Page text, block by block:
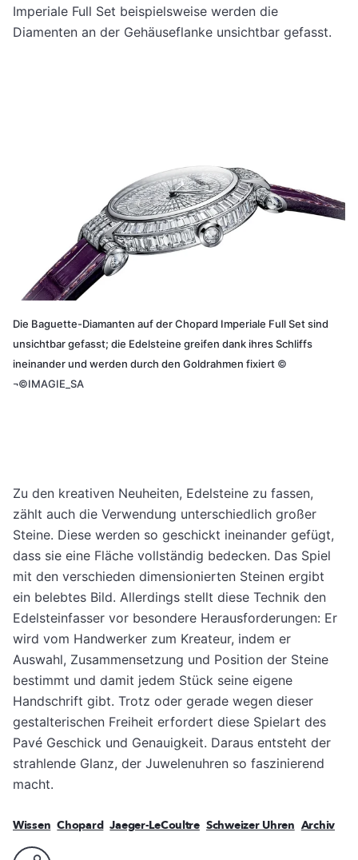
Imperiale Full Set beispielsweise werden die
Diamenten an der Gehäuseflanke unsichtbar gefasst.
Die Baguette-Diamanten auf der Chopard Imperiale Full Set sind
unsichtbar gefasst; die Edelsteine greifen dank ihres Schliffs
ineinander und werden durch den Goldrahmen fixiert ©
¬©IMAGIE_SA
Zu den kreativen Neuheiten, Edelsteine zu fassen,
zählt auch die Verwendung unterschiedlich großer
Steine. Diese werden so geschickt ineinander gefügt,
dass sie eine Fläche vollständig bedecken. Das Spiel
mit den verschieden dimensionierten Steinen ergibt
ein belebtes Bild. Allerdings stellt diese Technik den
Edelsteinfasser vor besondere Herausforderungen: Er
wird vom Handwerker zum Kreateur, indem er
Auswahl, Zusammensetzung und Position der Steine
bestimmt und damit jedem Stück seine eigene
Handschrift gibt. Trotz oder gerade wegen dieser
gestalterischen Freiheit erfordert diese Spielart des
Pavé Geschick und Genauigkeit. Daraus entsteht der
strahlende Glanz, der Juwelenuhren so faszinierend
macht.
Wissen Chopard Jaeger-LeCoultre Schweizer Uhren Archiv